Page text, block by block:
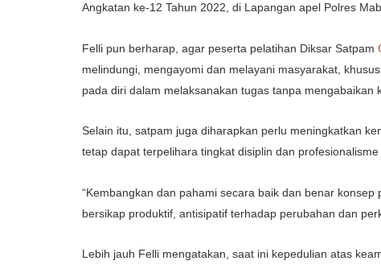
Angkatan ke-12 Tahun 2022, di Lapangan apel Polres
Felli pun berharap, agar peserta pelatihan Diksar Satpam
melindungi, mengayomi dan melayani masyarakat,
pada diri dalam melaksanakan tugas tanpa mengabaikan
Selain itu, satpam juga diharapkan perlu meningkatkan
tetap dapat terpelihara tingkat disiplin dan profesionalisme
“Kembangkan dan pahami secara baik dan benar
bersikap produktif, antisipatif terhadap perubahan dan
Lebih jauh Felli mengatakan, saat ini kepedulian atas